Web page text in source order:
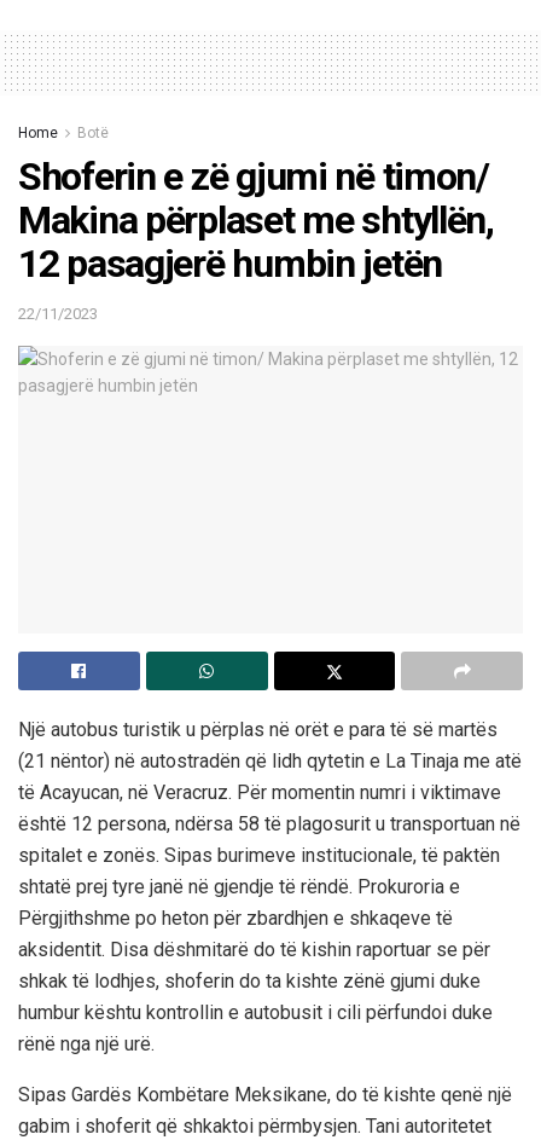
Home Botë
Shoferin e zë gjumi në timon/
Makina përplaset me shtyllën,
12 pasagjerë humbin jetën
22/11/2023
Një autobus turistik u përplas në orët e para të së martës
(21 nëntor) në autostradën që lidh qytetin e La Tinaja me atë
të Acayucan, në Veracruz. Për momentin numri i viktimave
është 12 persona, ndërsa 58 të plagosurit u transportuan në
spitalet e zonës. Sipas burimeve institucionale, të paktën
shtatë prej tyre janë në gjendje të rëndë. Prokuroria e
Përgjithshme po heton për zbardhjen e shkaqeve të
aksidentit. Disa dëshmitarë do të kishin raportuar se për
shkak të lodhjes, shoferin do ta kishte zënë gjumi duke
humbur kështu kontrollin e autobusit i cili përfundoi duke
rënë nga një urë.
Sipas Gardës Kombëtare Meksikane, do të kishte qenë një
gabim i shoferit që shkaktoi përmbysjen. Tani autoritetet